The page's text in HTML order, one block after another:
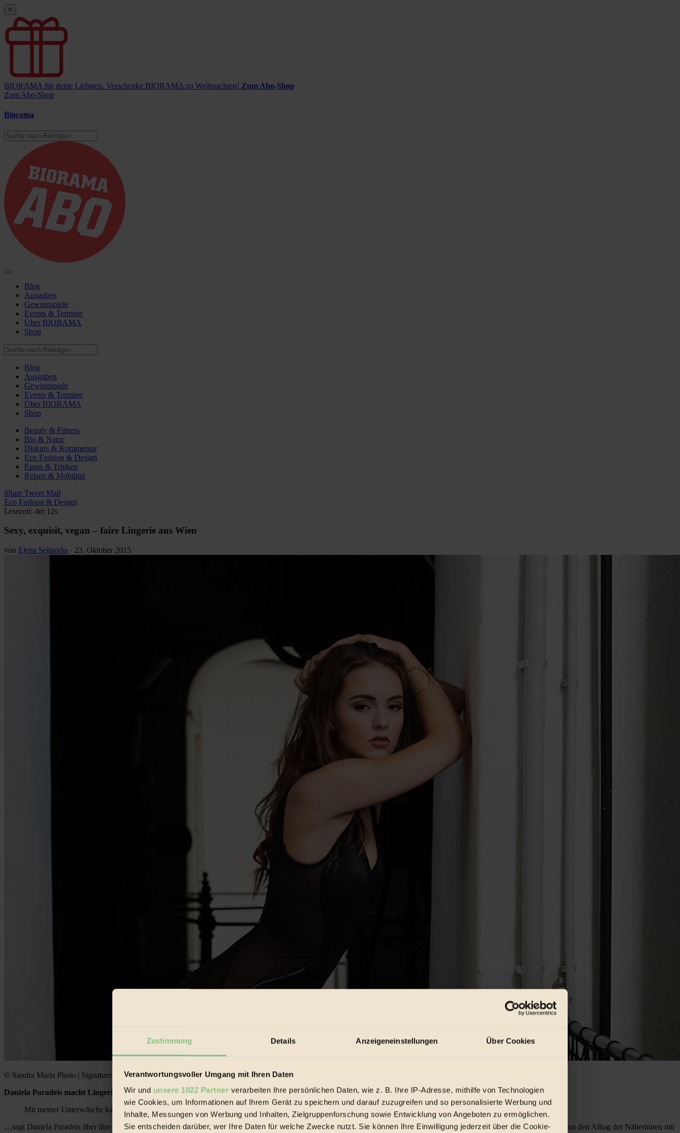
Zustimmung Details Anzeigeneinstellungen Über Cookies
Verantwortungsvoller Umgang mit Ihren Daten
Wir und unsere 1022 Partner verarbeiten Ihre persönlichen Daten, wie z. B. Ihre IP-Adresse, mithilfe von Technologien
wie Cookies, um Informationen auf Ihrem Gerät zu speichern und darauf zuzugreifen und so personalisierte Werbung und
Inhalte, Messungen von Werbung und Inhalten, Zielgruppenforschung sowie Entwicklung von Angeboten zu ermöglichen.
Sie entscheiden darüber, wer Ihre Daten für welche Zwecke nutzt. Sie können Ihre Einwilligung jederzeit über die Cookie-
×
BIORAMA für deine Liebsten. Verschenke BIORAMA zu Weihnachten! Zum Abo-Shop
Zum Abo-Shop
Biorama
Blog
Ausgaben
Gewinnspiele
Events & Termine
Über BIORAMA
Shop
Blog
Ausgaben
Gewinnspiele
Events & Termine
Über BIORAMA
Shop
Beauty & Fitness
Bio & Natur
Diskurs & Kommentar
Eco Fashion & Design
Essen & Trinken
Reisen & Mobilität
Share Tweet Mail
Eco Fashion & Design
Lesezeit: 4m 12s
Sexy, exquisit, vegan – faire Lingerie aus Wien
von Elena Seitaridis · 23. Oktober 2015
© Sandra Maria Photo | Signature Lingerie
Daniela Paradeis macht Lingerie und Loungewear. Ihre Kollektionen sind vegan, fair, europäisch und sogar ein bisschen bio.
Mit meiner Unterwäsche kauft man sich im Prinzip auch ein bisschen ein gutes Gewissen.
…sagt Daniela Paradeis über ihre Kollektion. Im Laufe ihrer Karriere war die Schneiderin mit den Problematiken der Massenproduktion konfrontiert. Sie ist nach China gereist, hat den Alltag der Näherinnen mit